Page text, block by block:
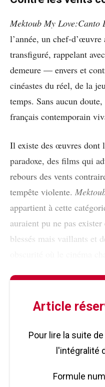
Mektoub My Love:Canto
l’année, un chef-
transfiguré, rappelant
demeure — envers et
cinéastes du réel, de la
temps. Sans aucun
français contemporain
Il existe des œuvres dont
paradoxe, des films qui
rebours des vents
tempête violente.
appartient à cette
auraient pu ne pas
blessés mais vaillants et
Article
Pour lire la suite
l'intégralité
Formule